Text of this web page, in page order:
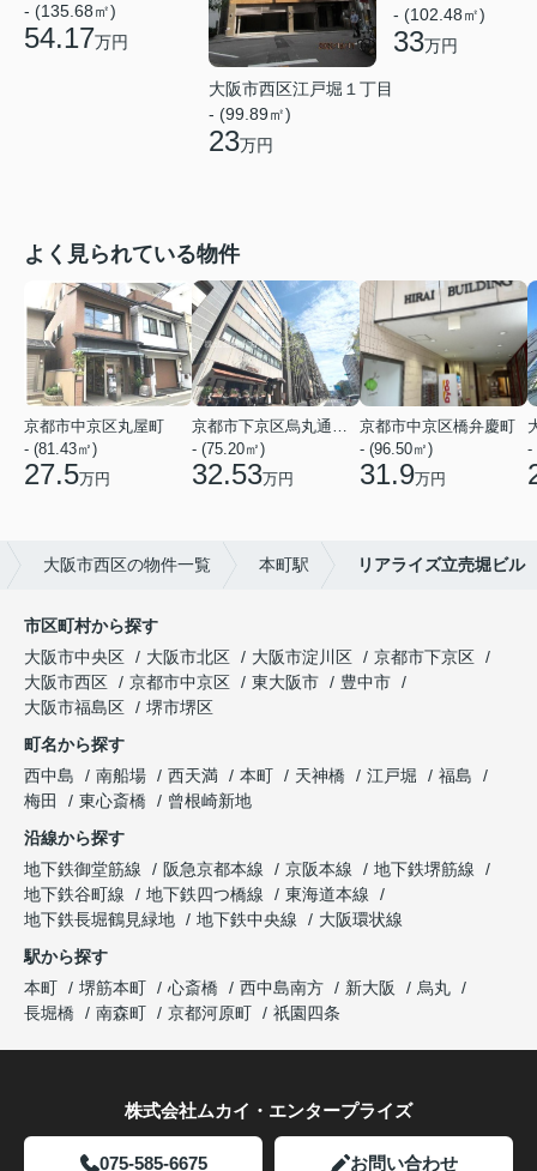
- (135.68㎡)
54.17万円
大阪市西区江戸堀１丁目
- (99.89㎡)
23万円
- (102.48㎡)
33万円
よく見られている物件
京都市中京区丸屋町
- (81.43㎡)
27.5万円
京都市下京区烏丸通五条上る五条烏丸町
- (75.20㎡)
32.53万円
京都市中京区橋弁慶町
- (96.50㎡)
31.9万円
-
大阪市西区の物件一覧 本町駅 リアライズ立売堀ビル
市区町村から探す
大阪市中央区
大阪市北区 大阪市淀川区
京都市下京区
大阪市西区
京都市中京区 東大阪市
豊中市
大阪市福島区
堺市堺区
町名から探す
西中島
南船場 西天満 本町 天神橋 江戸堀
福島
梅田
東心斎橋
曾根崎新地
沿線から探す
地下鉄御堂筋線
阪急京都本線 京阪本線
地下鉄堺筋線
地下鉄谷町線
地下鉄四つ橋線
東海道本線
地下鉄長堀鶴見緑地
地下鉄中央線
大阪環状線
駅から探す
本町
堺筋本町 心斎橋 西中島南方 新大阪
烏丸
長堀橋
南森町 京都河原町 祇園四条
株式会社ムカイ・エンタープライズ
075-585-6675 お問い合わせ